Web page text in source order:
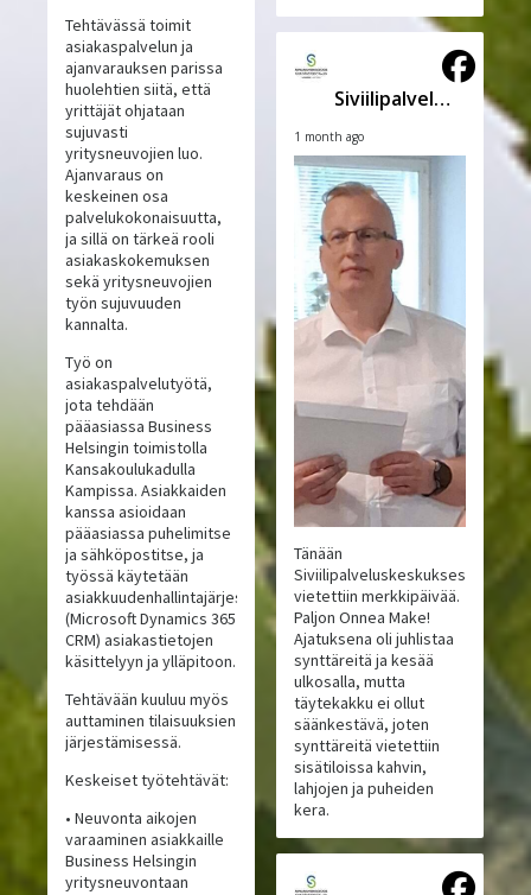
Tehtävässä toimit
asiakaspalvelun ja
ajanvarauksen parissa
huolehtien siitä, että
yrittäjät ohjataan
sujuvasti
yritysneuvojien luo.
Ajanvaraus on
keskeinen osa
palvelukokonaisuutta,
ja sillä on tärkeä rooli
asiakaskokemuksen
sekä yritysneuvojien
työn sujuvuuden
kannalta.
Työ on
asiakaspalvelutyötä,
jota tehdään
pääasiassa Business
Helsingin toimistolla
Kansakoulukadulla
Kampissa. Asiakkaiden
kanssa asioidaan
pääasiassa puhelimitse
ja sähköpostitse, ja
työssä käytetään
asiakkuudenhallintajärjestelmää
(Microsoft Dynamics 365
CRM) asiakastietojen
käsittelyyn ja ylläpitoon.
Tehtävään kuuluu myös
auttaminen tilaisuuksien
järjestämisessä.
Keskeiset työtehtävät:
• Neuvonta aikojen
varaaminen asiakkaille
Business Helsingin
yritysneuvontaan
Siviilipalveluskeskus
1 month ago
Tänään
Siviilipalveluskeskuksessa
vietettiin merkkipäivää.
Paljon Onnea Make!
Ajatuksena oli juhlistaa
synttäreitä ja kesää
ulkosalla, mutta
täytekakku ei ollut
säänkestävä, joten
synttäreitä vietettiin
sisätiloissa kahvin,
lahjojen ja puheiden
kera.